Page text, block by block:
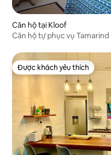
Căn hộ tại Kloof
Căn hộ tự phục vụ Tamarind
Được khách yêu thích
Được khách yêu thích